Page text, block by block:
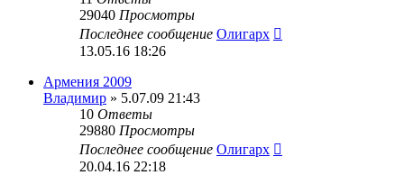
29040 Просмотры
Последнее сообщение Олигарх
13.05.16 18:26
Армения 2009
Владимир » 5.07.09 21:43
10 Ответы
29880 Просмотры
Последнее сообщение Олигарх
20.04.16 22:18